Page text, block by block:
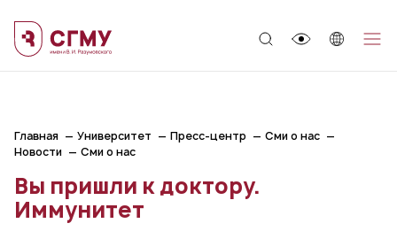
Главная Университет Пресс-центр
Сми о нас
Новости
Сми о нас
Вы пришли к доктору.
Иммунитет